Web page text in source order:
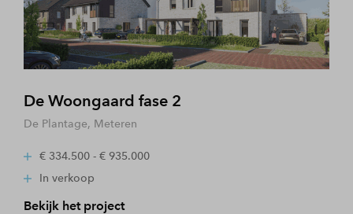
De Woongaard fase 2
De Plantage, Meteren
€ 334.500 - € 935.000
In verkoop
Bekijk het project